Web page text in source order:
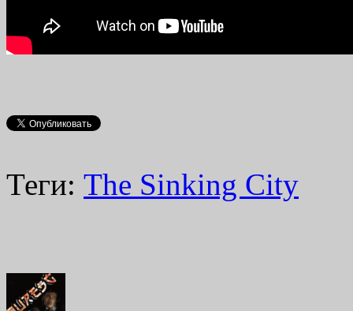
Теги: The Sinking City